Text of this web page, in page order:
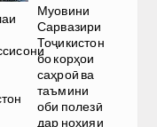
Муовини
Сарвазири
Тоҷикистон
бо корҳои
саҳроӣ ва
таъмини
оби полезӣ
дар ноҳияи